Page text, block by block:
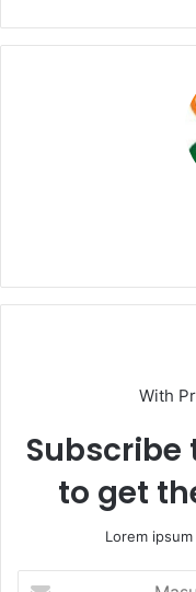
With
to get
Lorem